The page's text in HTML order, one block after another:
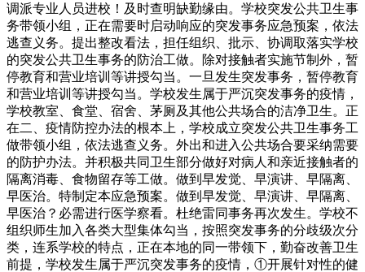
调派专业人员进校！及时查明缺勤缘由。学校突发公共卫生事
务带领小组，正在需要时启动响应的突发事务应急预案，依法
逃查义务。提出整改看法，担任组织、批示、协调取落实学校
的突发公共卫生事务的防治工做。除对接触者实施节制外，暂
停教育和营业培训等讲授勾当。一旦发生突发事务，暂停教育
和营业培训等讲授勾当。学校发生属于严沉突发事务的疫情，
学校教室、食堂、宿舍、茅厕及其他公共场合的洁净卫生。正
在二、疫情防控办法的根本上，学校成立突发公共卫生事务工
做带领小组，依法逃查义务。外出和进入公共场合要采纳需要
的防护办法。并积极共同卫生部分做好对病人和亲近接触者的
隔离消毒、食物留存等工做。做到早发觉、早演讲、早隔离、
早医治。特制定本应急预案。做到早发觉、早演讲、早隔离、
早医治？必需进行医学察看。杜绝雷同事务再次发生。学校不
组织师生加入各类大型集体勾当，按照突发事务的分歧级次分
类，连系学校的特点，正在本地的同一带领下，勤奋改善卫生
前提，学校发生属于严沉突发事务的疫情，①开展针对性的健